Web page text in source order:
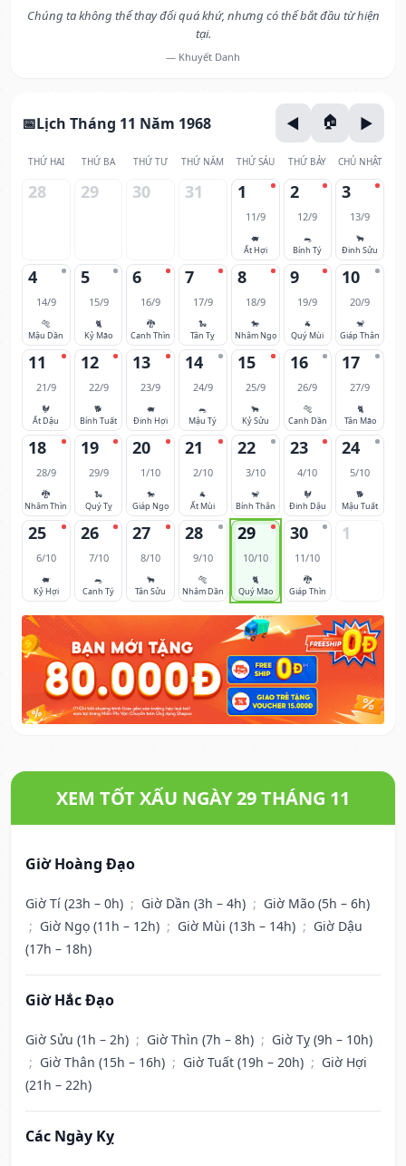
Chúng ta không thể thay đổi quá khứ, nhưng có thể bắt đầu từ hiện
tại.
— Khuyết Danh
Lịch Tháng 11 Năm 1968
THỨ HAI THỨ BA THỨ TƯ THỨ NĂM THỨ SÁU THỨ BẢY CHỦ NHẬT
28 29 30 31 1
11/9
🐖
Ất Hợi
2
12/9
🐀
Bính Tý
3
13/9
🐂
Đinh Sửu
4
14/9
🐅
Mậu Dần
5
15/9
🐈
Kỷ Mão
6
16/9
🐉
Canh Thìn
7
17/9
🐍
Tân Tỵ
8
18/9
🐎
Nhâm Ngọ
9
19/9
🐐
Quý Mùi
10
20/9
🐒
Giáp Thân
11
21/9
🐓
Ất Dậu
12
22/9
🐕
Bính Tuất
13
23/9
🐖
Đinh Hợi
14
24/9
🐀
Mậu Tý
15
25/9
🐂
Kỷ Sửu
16
26/9
🐅
Canh Dần
17
27/9
🐈
Tân Mão
18
28/9
🐉
Nhâm Thìn
19
29/9
🐍
Quý Tỵ
20
1/10
🐎
Giáp Ngọ
21
2/10
🐐
Ất Mùi
22
3/10
🐒
Bính Thân
23
4/10
🐓
Đinh Dậu
24
5/10
🐕
Mậu Tuất
25
6/10
🐖
Kỷ Hợi
26
7/10
🐀
Canh Tý
27
8/10
🐂
Tân Sửu
28
9/10
🐅
Nhâm Dần
29
10/10
🐈
Quý Mão
30
11/10
🐉
Giáp Thìn
1
XEM TỐT XẤU NGÀY 29 THÁNG 11
Giờ Hoàng Đạo
Giờ Tí (23h – 0h) ; Giờ Dần (3h – 4h) ; Giờ Mão (5h – 6h)
; Giờ Ngọ (11h – 12h) ; Giờ Mùi (13h – 14h) ; Giờ Dậu
(17h – 18h)
Giờ Hắc Đạo
Giờ Sửu (1h – 2h) ; Giờ Thìn (7h – 8h) ; Giờ Tỵ (9h – 10h)
; Giờ Thân (15h – 16h) ; Giờ Tuất (19h – 20h) ; Giờ Hợi
(21h – 22h)
Các Ngày Kỵ